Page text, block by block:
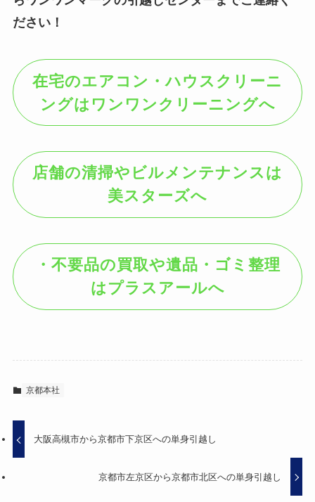
ださい！
在宅のエアコン・ハウスクリーニ
ングはワンワンクリーニングへ
店舗の清掃やビルメンテナンスは
美スターズへ
・不要品の買取や遺品・ゴミ整理
はプラスアールへ
京都本社
大阪高槻市から京都市下京区への単身引越し
京都市左京区から京都市北区への単身引越し